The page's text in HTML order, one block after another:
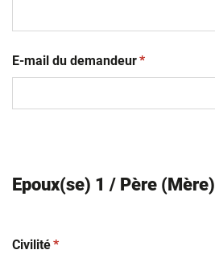
E-mail du demandeur(obligatoire)
*
Epoux(se) 1 / Père (Mère)
Civilité(obligatoire)
*